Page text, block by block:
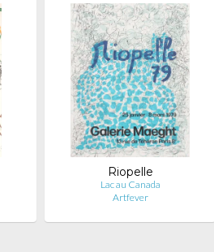
Riopelle
Lac au Canada
Artfever